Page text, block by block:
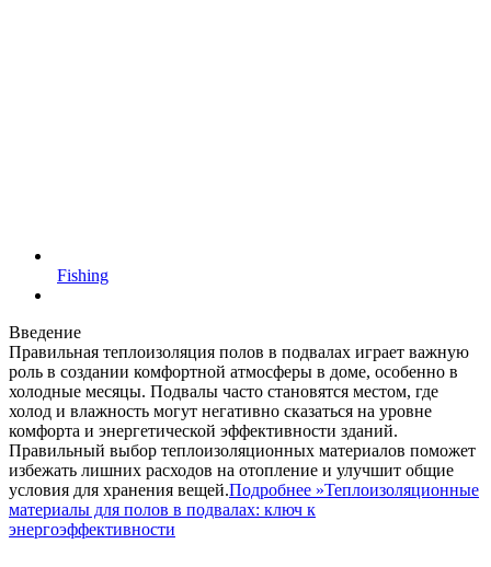
Fishing
Введение
Правильная теплоизоляция полов в подвалах играет важную
роль в создании комфортной атмосферы в доме, особенно в
холодные месяцы. Подвалы часто становятся местом, где
холод и влажность могут негативно сказаться на уровне
комфорта и энергетической эффективности зданий.
Правильный выбор теплоизоляционных материалов поможет
избежать лишних расходов на отопление и улучшит общие
условия для хранения вещей.Подробнее »Теплоизоляционные
материалы для полов в подвалах: ключ к
энергоэффективности